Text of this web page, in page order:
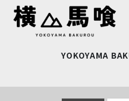
YOKOYAMA